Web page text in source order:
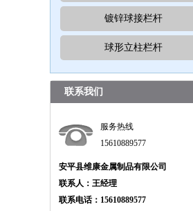
镀锌球接栏杆
球形立柱栏杆
联系我们
服务热线
15610889577
安平县维康金属制品有限公司
联系人：王经理
联系电话：15610889577